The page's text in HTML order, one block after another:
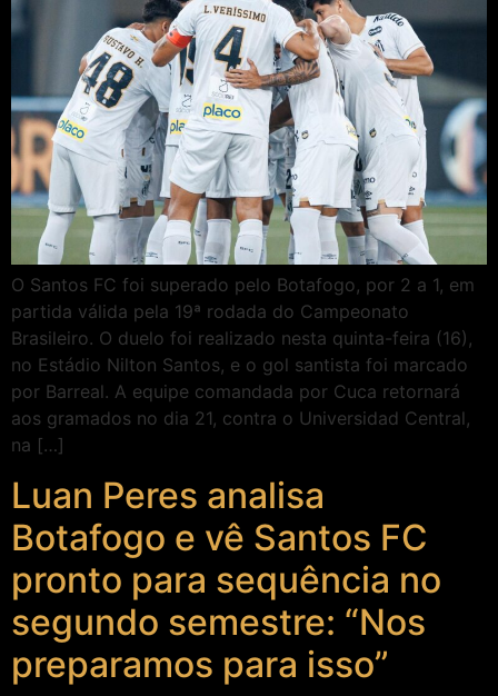
O Santos FC foi superado pelo Botafogo, por 2 a 1, em
partida válida pela 19ª rodada do Campeonato
Brasileiro. O duelo foi realizado nesta quinta-feira (16),
no Estádio Nilton Santos, e o gol santista foi marcado
por Barreal. A equipe comandada por Cuca retornará
aos gramados no dia 21, contra o Universidad Central,
na […]
Luan Peres analisa
Botafogo e vê Santos FC
pronto para sequência no
segundo semestre: “Nos
preparamos para isso”